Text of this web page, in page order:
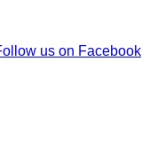
us on Facebook